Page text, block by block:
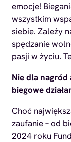
emocje!
wszystkim
siebie. Zależy
spędzanie
pasji w życiu.
Nie dla nagród
biegowe
Choć
zaufanie – od
2024 roku